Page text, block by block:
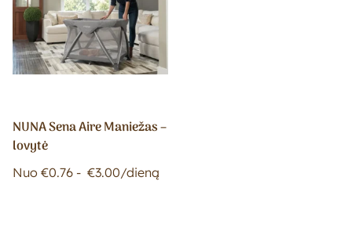
NUNA Sena Aire Maniežas –
lovytė
Nuo €0.76 - €3.00/dieną